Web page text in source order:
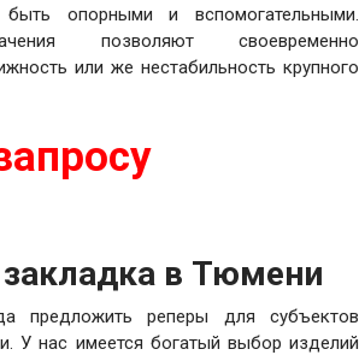
быть опорными и вспомогательными.
позволяют своевременно
или же нестабильность крупного
в Тюмени
предложить реперы для субъектов
У нас имеется богатый выбор изделий